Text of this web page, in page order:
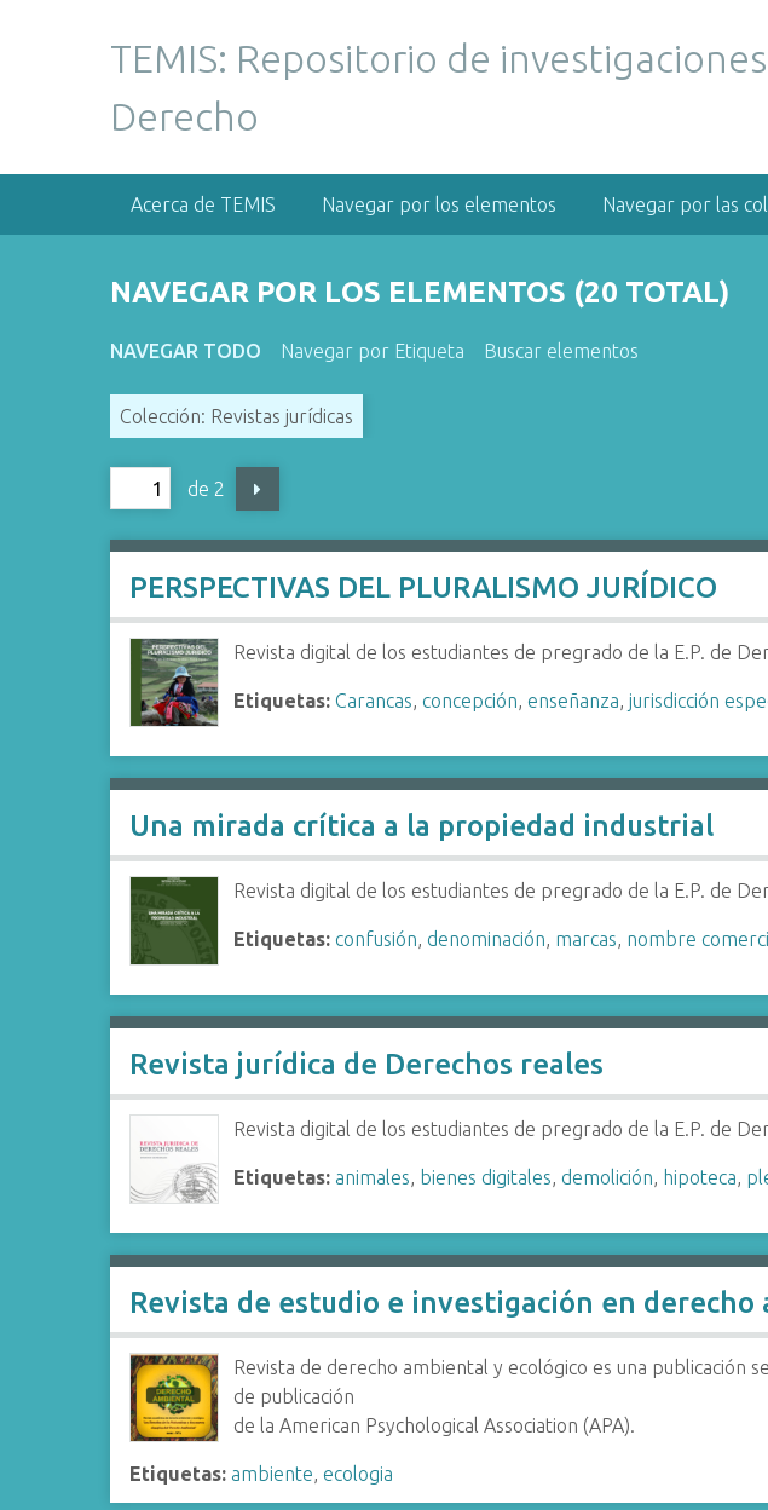
TEMIS: Repositorio de
Derecho
Acerca de TEMIS Navegar por los elementos Navegar por las
NAVEGAR POR LOS ELEMENTOS (20 TOTAL)
NAVEGAR TODO Navegar por Etiqueta Buscar elementos
Colección: Revistas jurídicas
de 2
PERSPECTIVAS DEL PLURALISMO JURÍDICO
Revista digital de los estudiantes de pregrado de la E.P. de
Etiquetas: Carancas,concepción,enseñanza,jurisdicción
Una mirada crítica a la propiedad industrial
Revista digital de los estudiantes de pregrado de la E.P. de
Etiquetas: confusión,denominación, marcas, nombre
Revista jurídica de Derechos reales
Revista digital de los estudiantes de pregrado de la E.P. de
Etiquetas: animales, bienes digitales,demolición, hipoteca,
Revista de estudio e investigación en derecho
Revista de derecho ambiental y ecológico es una publicación
de publicación
de la American Psychological Association (APA).
Etiquetas: ambiente,ecologia